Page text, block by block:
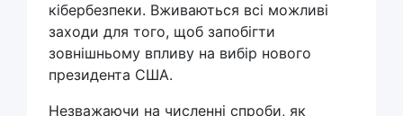
кібербезпеки. Вживаються всі можливі
заходи для того, щоб запобігти
зовнішньому впливу на вибір нового
президента США.
Незважаючи на численні спроби, як